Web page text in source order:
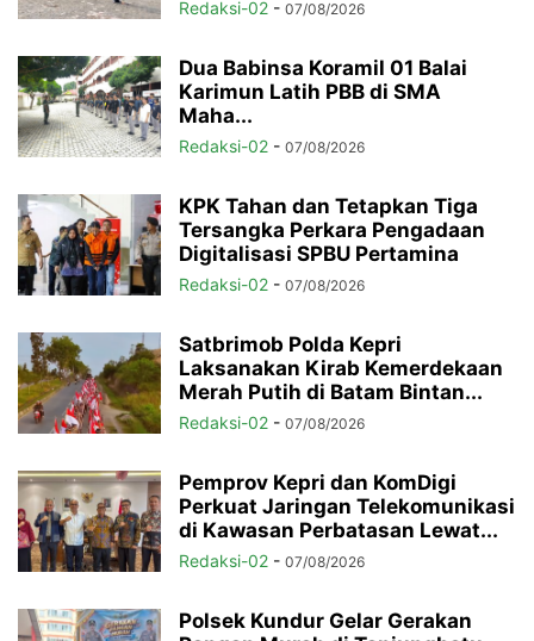
Redaksi-02 - 07/08/2026
Dua Babinsa Koramil 01 Balai
Karimun Latih PBB di SMA
Maha...
Redaksi-02 - 07/08/2026
KPK Tahan dan Tetapkan Tiga
Tersangka Perkara Pengadaan
Digitalisasi SPBU Pertamina
Redaksi-02 - 07/08/2026
Satbrimob Polda Kepri
Laksanakan Kirab Kemerdekaan
Merah Putih di Batam Bintan...
Redaksi-02 - 07/08/2026
Pemprov Kepri dan KomDigi
Perkuat Jaringan Telekomunikasi
di Kawasan Perbatasan Lewat...
Redaksi-02 - 07/08/2026
Polsek Kundur Gelar Gerakan